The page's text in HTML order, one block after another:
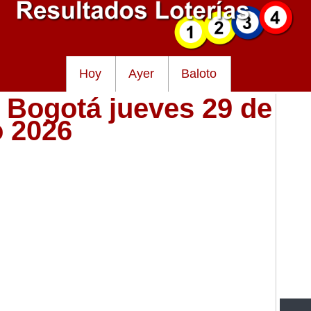
Hoy Ayer Baloto
jueves 29 de
2026